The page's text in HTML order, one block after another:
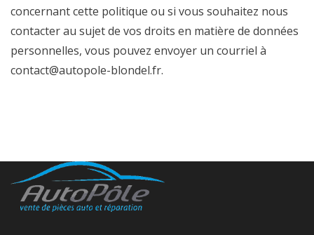
concernant cette politique ou si vous souhaitez nous
contacter au sujet de vos droits en matière de données
personnelles, vous pouvez envoyer un courriel à
contact@autopole-blondel.fr.